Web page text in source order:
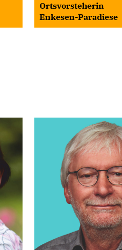
Ortsvorsteherin
Enkesen-Paradiese